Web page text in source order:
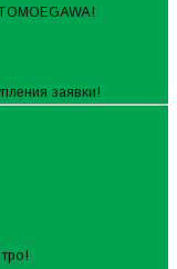
заявки!